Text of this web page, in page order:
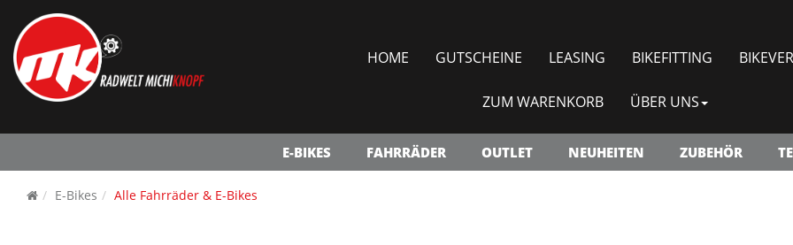
HOME GUTSCHEINE LEASING BIKEFITTING
ZUM WARENKORB ÜBER UNS
E-BIKES FAHRRÄDER OUTLET NEUHEITEN ZUBEHÖR
E-Bikes Alle Fahrräder & E-Bikes